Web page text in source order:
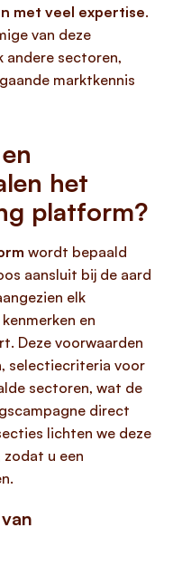
met veel expertise.
van deze
andere sectoren,
marktkennis
het
platform?
wordt bepaald
aansluit bij de aard
elk
en
Deze voorwaarden
selectiecriteria voor
sectoren, wat de
direct
lichten we deze
u een